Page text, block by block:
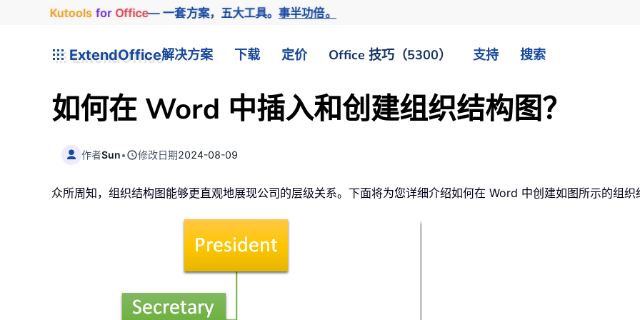
Kutools for Office— 一套方案，五大工具。事半功倍。
ExtendOffice解决方案 下载 定价 Office 技巧（5300） 支持 搜索
如何在 Word 中插入和创建组织结构图？
作者Sun• 修改日期2024-08-09
众所周知，组织结构图能够更直观地展现公司的层级关系。下面将为您详细介绍如何在 Word 中创建如图所示的组织